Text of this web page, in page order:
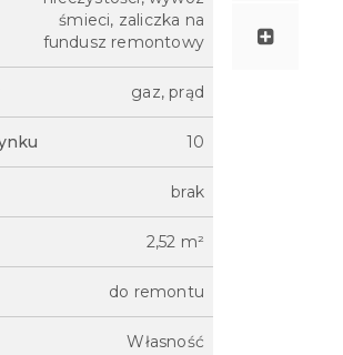
śmieci, zaliczka na
fundusz remontowy
gaz, prąd
10
brak
2,52 m²
do remontu
Własność